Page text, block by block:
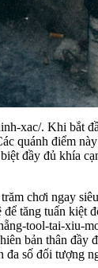
xac/. Khi bắt
quánh điểm
đầy đủ khía
chơi ngay
tăng tuấn kiệt
tool-tai-xiu-
bản thân
số đối tượng